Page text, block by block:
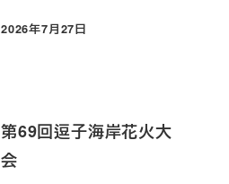
投稿日
2026年7月27日
第69回逗子海岸花火大
会